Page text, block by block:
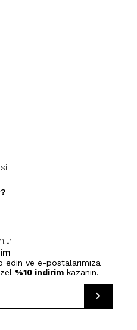
ve e-postalarımıza
%10 indirim kazanın.